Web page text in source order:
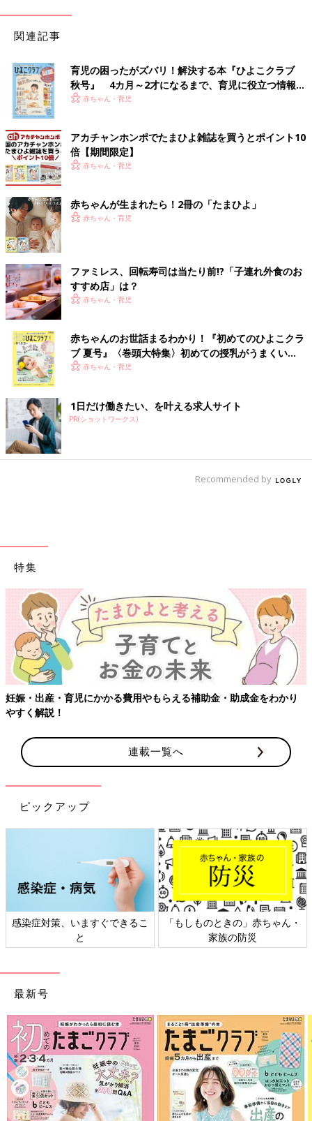
関連記事
育児の困ったがズバリ！解決する本『ひよこクラブ
秋号』 4カ月～2才になるまで、育児に役立つ情報が
いっぱい！
赤ちゃん・育児
アカチャンホンポでたまひよ雑誌を買うとポイント10
倍【期間限定】
赤ちゃん・育児
赤ちゃんが生まれたら！2冊の「たまひよ」
赤ちゃん・育児
ファミレス、回転寿司は当たり前!?「子連れ外食のお
すすめ店」は？
赤ちゃん・育児
赤ちゃんのお世話まるわかり！『初めてのひよこクラ
ブ 夏号』〈巻頭大特集〉初めての授乳がうまくい
く！ おっぱい・ミルクの基本と夏のトラブル 解決テ
赤ちゃん・育児
1日だけ働きたい、を叶える求人サイト
PR(ショットワークス)
Recommended by
特集
妊娠・出産・育児にかかる費用やもらえる補助金・助成金をわかり
やすく解説！
連載一覧へ
ピックアップ
感染症対策、いますぐできるこ
と
「もしものときの」赤ちゃん・
家族の防災
最新号